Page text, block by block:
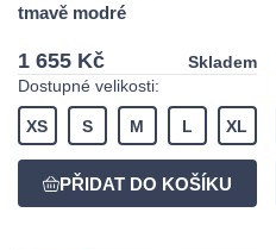
tmavě modré
1 655 Kč
Skladem
Dostupné velikosti:
XS S M L XL